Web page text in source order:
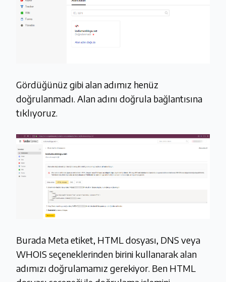
Gördüğünüz gibi alan adımız henüz
doğrulanmadı. Alan adını doğrula bağlantısına
tıklıyoruz.
Burada Meta etiket, HTML dosyası, DNS veya
WHOIS seçeneklerinden birini kullanarak alan
adımızı doğrulamamız gerekiyor. Ben HTML